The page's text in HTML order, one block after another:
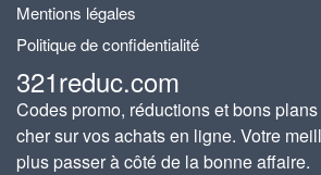
Mentions légales
Politique de confidentialité
321reduc.com
Codes promo, réductions et bons
cher sur vos achats en ligne. Votre
plus passer à côté de la bonne affaire.